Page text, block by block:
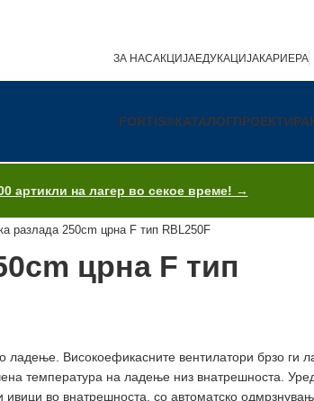
ЗА НАСАКЦИЈАЕДУКАЦИЈАКАРИЕРА
FORTIS®КАТАЛОГ
артикли на лагер во секое време! →
разлада 250cm црна F тип RBL250F
црна F тип
ладење. Високоефикасните вентилатори брзо ги
температура на ладење низ внатрешноста.
во внатрешноста, со автоматско